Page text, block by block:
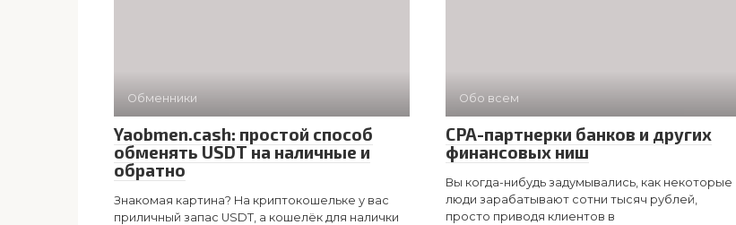
Обменники
Yaobmen.cash: простой способ
обменять USDT на наличные и
обратно
Знакомая картина? На криптокошельке у вас
приличный запас USDT, а кошелёк для налички
Обо всем
CPA-партнерки банков и других
финансовых ниш
Вы когда-нибудь задумывались, как некоторые
люди зарабатывают сотни тысяч рублей,
просто приводя клиентов в